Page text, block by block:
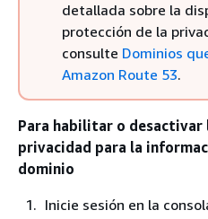
detallada sobre la
protección de la
consulte Dominios
Amazon Route 53.
Para habilitar o desactivar
privacidad para la
dominio
Inicie sesión en la